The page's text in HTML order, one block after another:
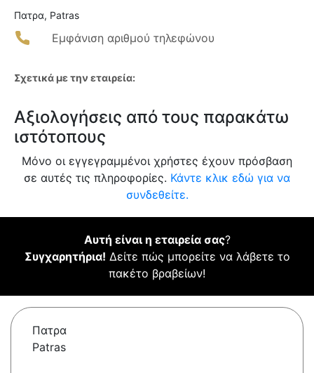
Πατρα, Patras
Εμφάνιση αριθμού τηλεφώνου
Σχετικά με την εταιρεία:
Αξιολογήσεις από τους παρακάτω
ιστότοπους
Μόνο οι εγγεγραμμένοι χρήστες έχουν πρόσβαση
σε αυτές τις πληροφορίες. Κάντε κλικ εδώ για να
συνδεθείτε.
Αυτή είναι η εταιρεία σας?
Συγχαρητήρια! Δείτε πώς μπορείτε να λάβετε το
πακέτο βραβείων!
Πατρα
Patras